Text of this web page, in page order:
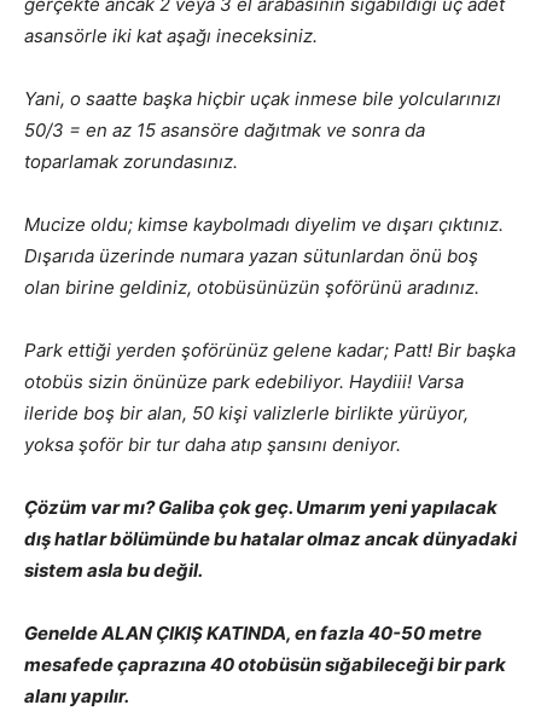
asansörle iki kat aşağı ineceksiniz.
Yani, o saatte başka hiçbir uçak inmese bile yolcularınızı
50/3 = en az 15 asansöre dağıtmak ve sonra da
toparlamak zorundasınız.
Mucize oldu; kimse kaybolmadı diyelim ve dışarı çıktınız.
Dışarıda üzerinde numara yazan sütunlardan önü boş
olan birine geldiniz, otobüsünüzün şoförünü aradınız.
Park ettiği yerden şoförünüz gelene kadar; Patt! Bir başka
otobüs sizin önünüze park edebiliyor. Haydiii! Varsa
ileride boş bir alan, 50 kişi valizlerle birlikte yürüyor,
yoksa şoför bir tur daha atıp şansını deniyor.
Çözüm var mı? Galiba çok geç. Umarım yeni yapılacak
dış hatlar bölümünde bu hatalar olmaz ancak dünyadaki
sistem asla bu değil.
Genelde ALAN ÇIKIŞ KATINDA, en fazla 40-50 metre
mesafede çaprazına 40 otobüsün sığabileceği bir park
alanı yapılır.